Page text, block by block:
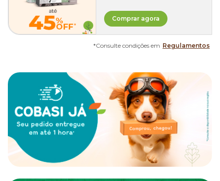
Comprar agora
*Consulte condições em Regulamentos